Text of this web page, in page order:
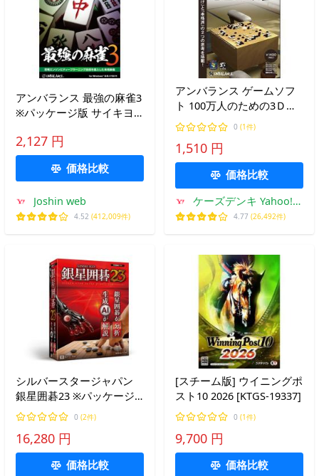
アンバランス 最強の麻雀3
※パッケージ版 サイキヨ
別B
2,127 円
価格比較
Joshin web
4.52 (412,009件)
アンバランス ゲームソフ
ト 100万人のための3Ｄ囲
碁
0 (1件)
1,510 円
価格比較
ケーズデンキ Yahoo!シ
ョップ
4.77 (26,492件)
シルバースタージャパン
銀星囲碁23 ※パッケージ
版 ギンセイイゴ23-W 返品
種別B
0 (2件)
16,280 円
価格比較
[スチーム版] ウイニングポ
スト10 2026 [KTGS-19337]
0 (1件)
9,700 円
価格比較